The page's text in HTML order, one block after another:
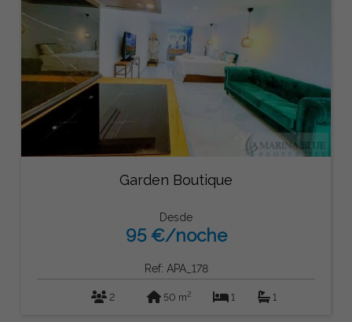
Garden Boutique
Desde
95 €/noche
Ref: APA_178
2 50 m2 1 1